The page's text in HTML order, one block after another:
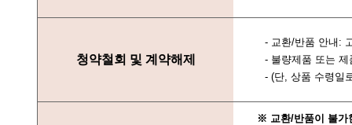
청약철회 및 계약해제
- 교환/반품 안내:
- 불량제품 또는
- (단, 상품 수령일
※ 교환/반품이 불가